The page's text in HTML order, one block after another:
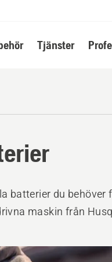
Tjänster
batterier du
maskin från